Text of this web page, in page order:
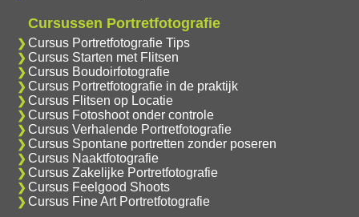
Cursussen Portretfotografie
Cursus Portretfotografie Tips
Cursus Starten met Flitsen
Cursus Boudoirfotografie
Cursus Portretfotografie in de praktijk
Cursus Flitsen op Locatie
Cursus Fotoshoot onder controle
Cursus Verhalende Portretfotografie
Cursus Spontane portretten zonder poseren
Cursus Naaktfotografie
Cursus Zakelijke Portretfotografie
Cursus Feelgood Shoots
Cursus Fine Art Portretfotografie